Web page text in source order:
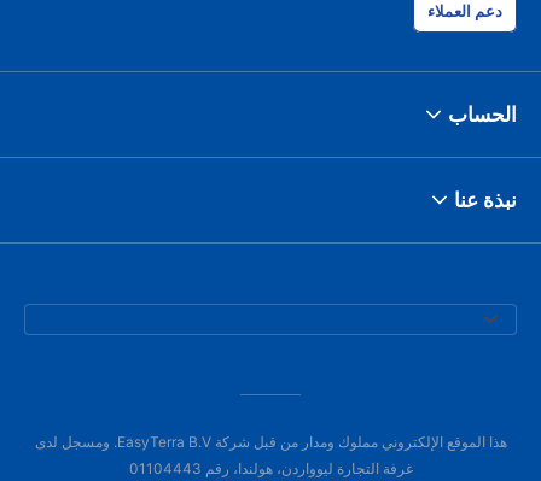
دعم العملاء
الحساب
نبذة عنا
هذا الموقع الإلكتروني مملوك ومدار من قبل شركة EasyTerra B.V. ومسجل لدى
غرفة التجارة ليوواردن، هولندا، رقم 01104443